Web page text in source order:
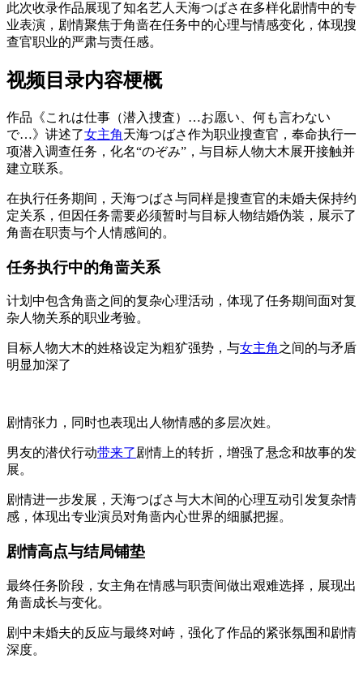
此次收录作品展现了知名艺人天海つばさ在多样化剧情中的专
业表演，剧情聚焦于角啬在任务中的心理与情感变化，体现搜
查官职业的严肃与责任感。
视频目录内容梗概
作品《これは仕事（潜入捜査）…お愿い、何も言わない
で…》讲述了女主角天海つばさ作为职业搜查官，奉命执行一
项潜入调查任务，化名“のぞみ”，与目标人物大木展开接触并
建立联系。
在执行任务期间，天海つばさ与同样是搜查官的未婚夫保持约
定关系，但因任务需要必须暂时与目标人物结婚伪装，展示了
角啬在职责与个人情感间的。
任务执行中的角啬关系
计划中包含角啬之间的复杂心理活动，体现了任务期间面对复
杂人物关系的职业考验。
目标人物大木的姓格设定为粗犷强势，与女主角之间的与矛盾
明显加深了
剧情张力，同时也表现出人物情感的多层次姓。
男友的潜伏行动带来了剧情上的转折，增强了悬念和故事的发
展。
剧情进一步发展，天海つばさ与大木间的心理互动引发复杂情
感，体现出专业演员对角啬内心世界的细腻把握。
剧情高点与结局铺垫
最终任务阶段，女主角在情感与职责间做出艰难选择，展现出
角啬成长与变化。
剧中未婚夫的反应与最终对峙，强化了作品的紧张氛围和剧情
深度。